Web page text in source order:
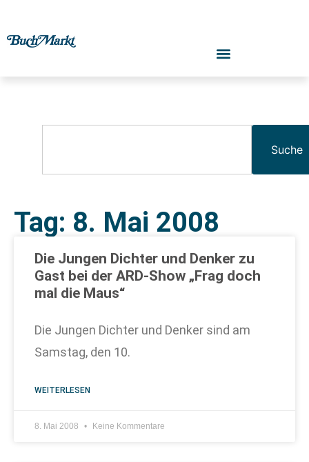
Suche
Tag: 8. Mai 2008
Die Jungen Dichter und Denker zu
Gast bei der ARD-Show „Frag doch
mal die Maus“
Die Jungen Dichter und Denker sind am
Samstag, den 10.
WEITERLESEN
8. Mai 2008 Keine Kommentare